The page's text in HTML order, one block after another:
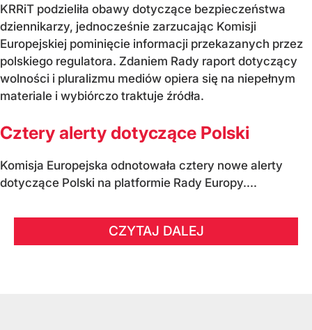
KRRiT podzieliła obawy dotyczące bezpieczeństwa
dziennikarzy, jednocześnie zarzucając Komisji
Europejskiej pominięcie informacji przekazanych przez
polskiego regulatora. Zdaniem Rady raport dotyczący
wolności i pluralizmu mediów opiera się na niepełnym
materiale i wybiórczo traktuje źródła.
Cztery alerty dotyczące Polski
Komisja Europejska odnotowała cztery nowe alerty
dotyczące Polski na platformie Rady Europy....
CZYTAJ DALEJ